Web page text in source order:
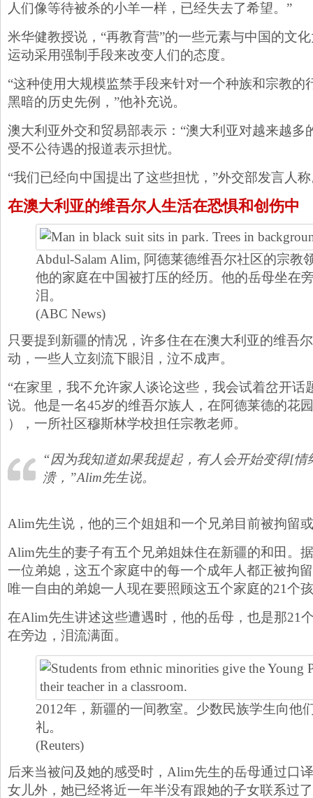
人们像等待被杀的小羊一样，已经失去了希望。”
米华健教授说，“再教育营”的一些元素与中国的文
运动采用强制手段来改变人们的态度。
“这种使用大规模监禁手段来针对一个种族和宗教的
黑暗的历史先例，”他补充说。
澳大利亚外交和贸易部表示：“澳大利亚对越来越多
受不公待遇的报道表示担忧。
“我们已经向中国提出了这些担忧，”外交部发言人
在澳大利亚的维吾尔人生活在恐惧和创伤中
Abdul-Salam Alim, 阿德莱德维吾尔社区的宗教
他的家庭在中国被打压的经历。他的岳母坐在
泪。
(ABC News)
只要提到新疆的情况，许多住在在澳大利亚的维吾
动，一些人立刻流下眼泪，泣不成声。
“在家里，我不允许家人谈论这些，我会试着岔开话
说。他是一名45岁的维吾尔族人，在阿德莱德的花
），一所社区穆斯林学校担任宗教老师。
“因为我知道如果我提起，有人会开始变得[
溃，”Alim先生说。
Alim先生说，他的三个姐姐和一个兄弟目前被拘留
Alim先生的妻子有五个兄弟姐妹住在新疆的和田。
一位弟媳，这五个家庭中的每一个成年人都正被拘
唯一自由的弟媳一人现在要照顾这五个家庭的21个
在Alim先生讲述这些遭遇时，他的岳母，也是那21
在旁边，泪流满面。
2012年，新疆的一间教室。少数民族学生向他
礼。
(Reuters)
后来当被问及她的感受时，Alim先生的岳母通过口
女儿外，她已经将近一年半没有跟她的子女联系过